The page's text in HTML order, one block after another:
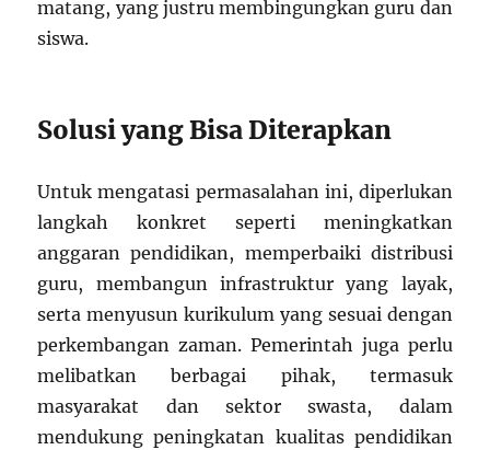
matang, yang justru membingungkan guru dan
siswa.
Solusi yang Bisa Diterapkan
Untuk mengatasi permasalahan ini, diperlukan
langkah konkret seperti meningkatkan
anggaran pendidikan, memperbaiki distribusi
guru, membangun infrastruktur yang layak,
serta menyusun kurikulum yang sesuai dengan
perkembangan zaman. Pemerintah juga perlu
melibatkan berbagai pihak, termasuk
masyarakat dan sektor swasta, dalam
mendukung peningkatan kualitas pendidikan